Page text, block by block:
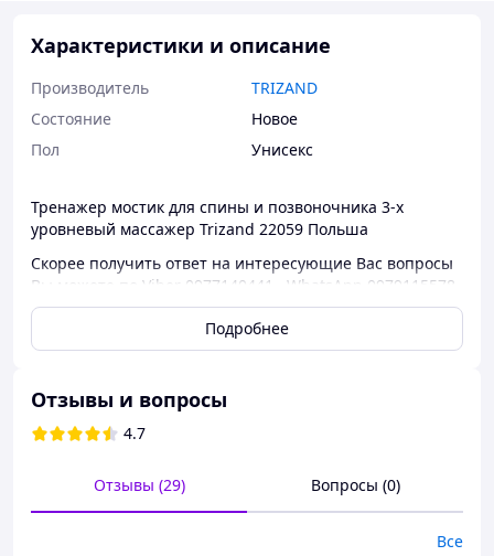
Характеристики и описание
Производитель
TRIZAND
Состояние
Новое
Пол
Унисекс
Тренажер мостик для спины и позвоночника 3-х
уровневый массажер Trizand 22059 Польша
Скорее получить ответ на интересующие Вас вопросы
Вы можете по Viber 0977140441 , WhatsApp 0979115578
УСТРОЙСТВО ДЛЯ РАСТЯЖЕНИЯ СПИНЫ С
АКУПРЕССУРНЫМ МАССАЖЕРОМ
для растяжки спины MALATEC
лежа, так и сидя.
представляет собой исходное положение,
которое обеспечивает наименьшее растяжение и
Подробнее
Отзывы и вопросы
4.7
Отзывы (29) Вопросы (0)
Все